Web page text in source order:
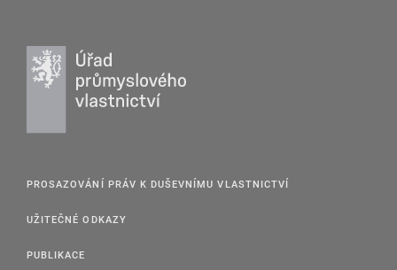
PROSAZOVÁNÍ PRÁV K DUŠEVNÍMU VLASTNICTVÍ
UŽITEČNÉ ODKAZY
PUBLIKACE